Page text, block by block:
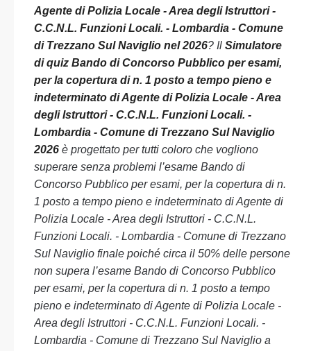
Agente di Polizia Locale - Area degli Istruttori -
C.C.N.L. Funzioni Locali. - Lombardia - Comune
di Trezzano Sul Naviglio nel 2026? Il Simulatore
di quiz Bando di Concorso Pubblico per esami,
per la copertura di n. 1 posto a tempo pieno e
indeterminato di Agente di Polizia Locale - Area
degli Istruttori - C.C.N.L. Funzioni Locali. -
Lombardia - Comune di Trezzano Sul Naviglio
2026 è progettato per tutti coloro che vogliono
superare senza problemi l’esame Bando di
Concorso Pubblico per esami, per la copertura di n.
1 posto a tempo pieno e indeterminato di Agente di
Polizia Locale - Area degli Istruttori - C.C.N.L.
Funzioni Locali. - Lombardia - Comune di Trezzano
Sul Naviglio finale poiché circa il 50% delle persone
non supera l’esame Bando di Concorso Pubblico
per esami, per la copertura di n. 1 posto a tempo
pieno e indeterminato di Agente di Polizia Locale -
Area degli Istruttori - C.C.N.L. Funzioni Locali. -
Lombardia - Comune di Trezzano Sul Naviglio a